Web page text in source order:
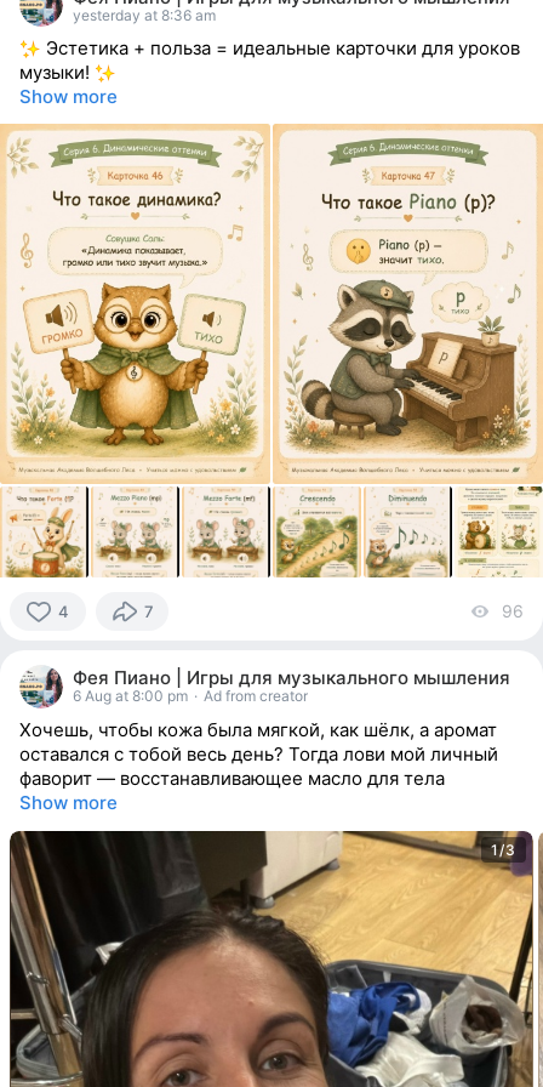
yesterday at 8:36 am
Эстетика + польза = идеальные карточки для уроков
музыки!
Show more
4
people
reacted
7 96
Фея Пиано | Игры для музыкального мышления
6 Aug at 8:00 pm · Ad from creator
Хочешь, чтобы кожа была мягкой, как шёлк, а аромат
оставался с тобой весь день? Тогда лови мой личный
фаворит — восстанавливающее масло для тела
Show more
1/3